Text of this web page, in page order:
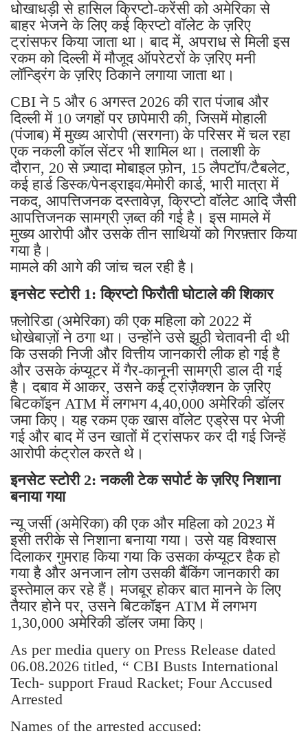
धोखाधड़ी से हासिल क्रिप्टो-करेंसी को अमेरिका से
बाहर भेजने के लिए कई क्रिप्टो वॉलेट के ज़रिए
ट्रांसफर किया जाता था। बाद में, अपराध से मिली इस
रकम को दिल्ली में मौजूद ऑपरेटरों के ज़रिए मनी
लॉन्ड्रिंग के ज़रिए ठिकाने लगाया जाता था।
CBI ने 5 और 6 अगस्त 2026 की रात पंजाब और
दिल्ली में 10 जगहों पर छापेमारी की, जिसमें मोहाली
(पंजाब) में मुख्य आरोपी (सरगना) के परिसर में चल रहा
एक नकली कॉल सेंटर भी शामिल था। तलाशी के
दौरान, 20 से ज़्यादा मोबाइल फ़ोन, 15 लैपटॉप/टैबलेट,
कई हार्ड डिस्क/पेनड्राइव/मेमोरी कार्ड, भारी मात्रा में
नकद, आपत्तिजनक दस्तावेज़, क्रिप्टो वॉलेट आदि जैसी
आपत्तिजनक सामग्री ज़ब्त की गई है। इस मामले में
मुख्य आरोपी और उसके तीन साथियों को गिरफ़्तार किया
गया है।
मामले की आगे की जांच चल रही है।
इनसेट स्टोरी 1: क्रिप्टो फिरौती घोटाले की शिकार
फ़्लोरिडा (अमेरिका) की एक महिला को 2022 में
धोखेबाज़ों ने ठगा था। उन्होंने उसे झूठी चेतावनी दी थी
कि उसकी निजी और वित्तीय जानकारी लीक हो गई है
और उसके कंप्यूटर में गैर-कानूनी सामग्री डाल दी गई
है। दबाव में आकर, उसने कई ट्रांज़ैक्शन के ज़रिए
बिटकॉइन ATM में लगभग 4,40,000 अमेरिकी डॉलर
जमा किए। यह रकम एक खास वॉलेट एड्रेस पर भेजी
गई और बाद में उन खातों में ट्रांसफर कर दी गई जिन्हें
आरोपी कंट्रोल करते थे।
इनसेट स्टोरी 2: नकली टेक सपोर्ट के ज़रिए निशाना
बनाया गया
न्यू जर्सी (अमेरिका) की एक और महिला को 2023 में
इसी तरीके से निशाना बनाया गया। उसे यह विश्वास
दिलाकर गुमराह किया गया कि उसका कंप्यूटर हैक हो
गया है और अनजान लोग उसकी बैंकिंग जानकारी का
इस्तेमाल कर रहे हैं। मजबूर होकर बात मानने के लिए
तैयार होने पर, उसने बिटकॉइन ATM में लगभग
1,30,000 अमेरिकी डॉलर जमा किए।
As per media query on Press Release dated
06.08.2026 titled, “ CBI Busts International
Tech- support Fraud Racket; Four Accused
Arrested
Names of the arrested accused: